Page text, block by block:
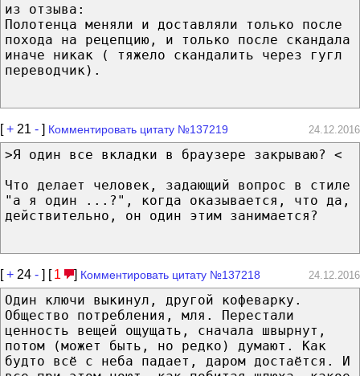
из отзыва:
Полотенца меняли и доставляли только после
похода на рецепцию, и только после скандала
иначе никак ( тяжело скандалить через гугл
переводчик).
[+ 21 - ] Комментировать цитату №137219 24.12.2016
>Я один все вкладки в браузере закрываю? <
Что делает человек, задающий вопрос в стиле
"а я один ...?", когда оказывается, что да,
действительно, он один этим занимается?
[+ 24 - ] [ 1 ] Комментировать цитату №137218 24.12.2016
Один ключи выкинул, другой кофеварку.
Общество потребления, мля. Перестали
ценность вещей ощущать, сначала швырнут,
потом (может быть, но редко) думают. Как
будто всё с неба падает, даром достаётся. И